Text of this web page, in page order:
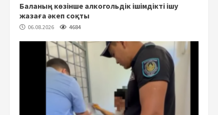
Баланың көзінше алкогольдік ішімдікті ішу
жазаға әкеп соқты
06.08.2026 4684